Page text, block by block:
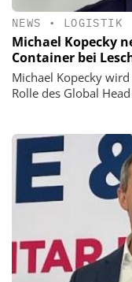
NEWS • LOGISTIK
Michael Kopecky
Container bei
Michael Kopecky
Rolle des Global